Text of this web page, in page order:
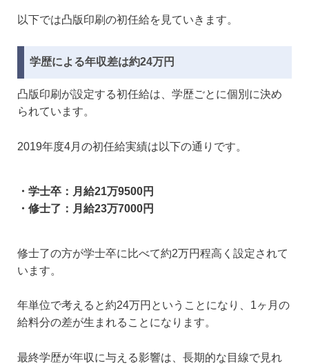
以下では凸版印刷の初任給を見ていきます。
学歴による年収差は約24万円
凸版印刷が設定する初任給は、学歴ごとに個別に決め
られています。
2019年度4月の初任給実績は以下の通りです。
・学士卒：月給21万9500円
・修士了：月給23万7000円
修士了の方が学士卒に比べて約2万円程高く設定されて
います。
年単位で考えると約24万円ということになり、1ヶ月の
給料分の差が生まれることになります。
最終学歴が年収に与える影響は、長期的な目線で見れ